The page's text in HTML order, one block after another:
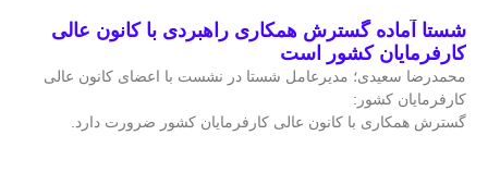
شستا آماده گسترش همکاری راهبردی با کانون عالی
کارفرمایان کشور است
محمدرضا سعیدی؛ مدیرعامل شستا در نشست با اعضای کانون عالی
کارفرمایان کشور:
گسترش همکاری با کانون عالی کارفرمایان کشور ضرورت دارد.